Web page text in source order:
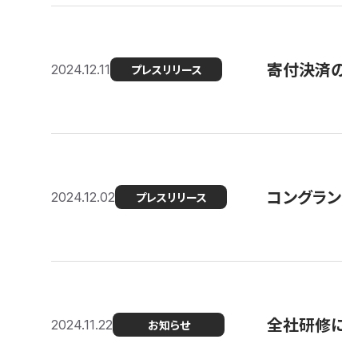
2024.12.11 プレスリリース 寄付決済
2024.12.02 プレスリリース コングラ
2024.11.22 お知らせ 全社研修